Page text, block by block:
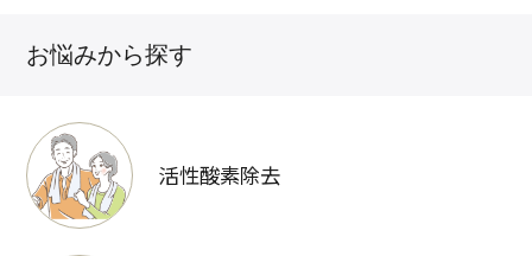
お悩みから探す
活性酸素除去